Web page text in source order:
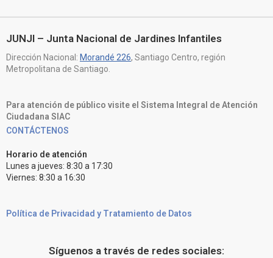
JUNJI – Junta Nacional de Jardines Infantiles
Dirección Nacional: Morandé 226, Santiago Centro, región
Metropolitana de Santiago.
Para atención de público visite el Sistema Integral de Atención
Ciudadana SIAC
CONTÁCTENOS
Horario de atención
Lunes a jueves: 8:30 a 17:30
Viernes: 8:30 a 16:30
Política de Privacidad y Tratamiento de Datos
Síguenos a través de redes sociales: